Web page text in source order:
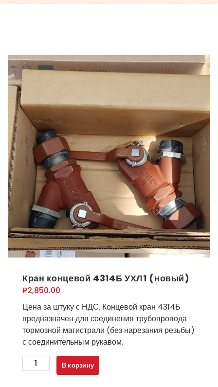
Кран концевой 4314Б УХЛ1 (новый)
₽2,850.00
Цена за штуку с НДС. Концевой кран 4314Б
предназначен для соединения трубопровода
тормозной магистрали (без нарезания резьбы)
с соединительным рукавом.
Количество
товара
В корзину